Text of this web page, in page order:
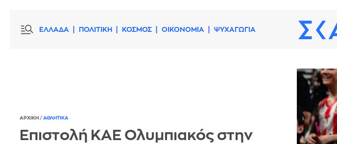
ΕΛΛΑΔΑ ΠΟΛΙΤΙΚΗ ΚΟΣΜΟΣ ΟΙΚΟΝΟΜΙΑ ΨΥΧΑΓΩΓΙΑ
ΑΡΧΙΚΗ / ΑΘΛΗΤΙΚΑ
Επιστολή ΚΑΕ Ολυμπιακός στην